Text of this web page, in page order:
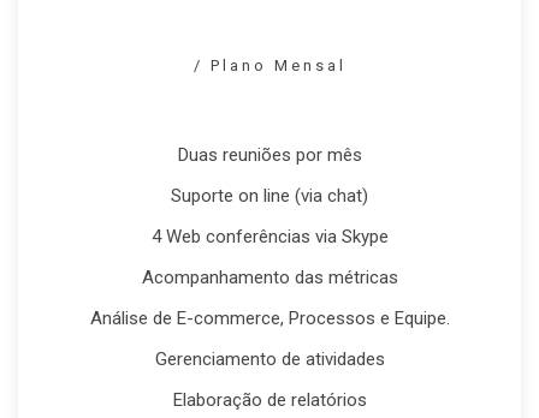
/ Plano Mensal
Duas reuniões por mês
Suporte on line (via chat)
4 Web conferências via Skype
Acompanhamento das métricas
Análise de E-commerce, Processos e Equipe.
Gerenciamento de atividades
Elaboração de relatórios